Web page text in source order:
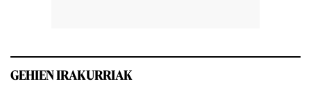
GEHIEN IRAKURRIAK